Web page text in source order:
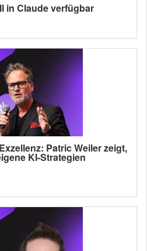
in Claude verfügbar
Patric Weiler zeigt,
KI-Strategien